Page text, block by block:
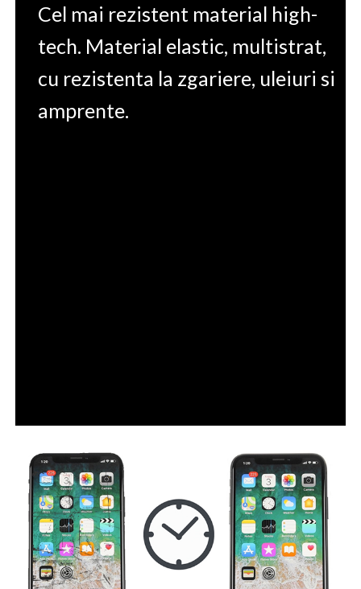
Cel mai rezistent material high-
tech. Material elastic, multistrat,
cu rezistenta la zgariere, uleiuri si
amprente.